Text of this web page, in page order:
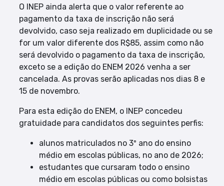
O INEP ainda alerta que o valor referente ao
pagamento da taxa de inscrição não será
devolvido, caso seja realizado em duplicidade ou se
for um valor diferente dos R$85, assim como não
será devolvido o pagamento da taxa de inscrição,
exceto se a edição do ENEM 2026 venha a ser
cancelada. As provas serão aplicadas nos dias 8 e
15 de novembro.
Para esta edição do ENEM, o INEP concedeu
gratuidade para candidatos dos seguintes perfis:
alunos matriculados no 3º ano do ensino
médio em escolas públicas, no ano de 2026;
estudantes que cursaram todo o ensino
médio em escolas públicas ou como bolsistas